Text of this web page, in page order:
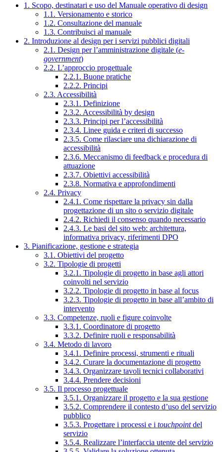
1. Scopo, destinatari e uso del Manuale operativo di design
1.1. Versionamento e storico
1.2. Consultazione del manuale
1.3. Contribuisci al manuale
2. Introduzione al design per i servizi pubblici digitali
2.1. Design per l’amministrazione digitale (e-
government)
2.2. L’approccio progettuale
2.2.1. Buone pratiche
2.2.2. Principi
2.3. Accessibilità
2.3.1. Definizione
2.3.2. Accessibilità by design
2.3.3. Principi per l’accessibilità
2.3.4. Linee guida e criteri di successo
2.3.5. Come rilasciare una dichiarazione di
accessibilità
2.3.6. Meccanismo di feedback e procedura di
attuazione
2.3.7. Obiettivi accessibilità
2.3.8. Normativa e approfondimenti
2.4. Privacy
2.4.1. Come rispettare la privacy sin dalla
progettazione di un sito o servizio digitale
2.4.2. Richiedi il consenso quando necessario
2.4.3. Le basi del sito web: architettura,
informativa privacy, riferimenti DPO
3. Pianificazione, gestione e strategia
3.1. Obiettivi del progetto
3.2. Tipologie di progetti
3.2.1. Tipologie di progetto in base agli attori
coinvolti nel servizio
3.2.2. Tipologie di progetto in base al focus
3.2.3. Tipologie di progetto in base all’ambito di
intervento
3.3. Competenze, ruoli e figure coinvolte
3.3.1. Coordinatore di progetto
3.3.2. Definire ruoli e responsabilità
3.4. Metodo di lavoro
3.4.1. Definire processi, strumenti e rituali
3.4.2. Curare la documentazione di progetto
3.4.3. Organizzare tavoli tecnici collaborativi
3.4.4. Prendere decisioni
3.5. Il processo progettuale
3.5.1. Organizzare il progetto e la sua gestione
3.5.2. Comprendere il contesto d’uso del servizio
pubblico
3.5.3. Progettare i processi e i touchpointdel
servizio
3.5.4. Realizzare l’interfaccia utente del servizio